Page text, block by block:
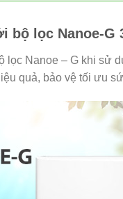
bộ lọc Nanoe-G
Nanoe – G khi sử
quả, bảo vệ tối ưu